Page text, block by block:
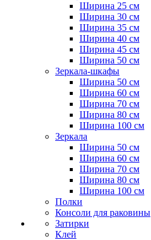
Ширина 25 см
Ширина 30 см
Ширина 35 см
Ширина 40 см
Ширина 45 см
Ширина 50 см
Зеркала-шкафы
Ширина 50 см
Ширина 60 см
Ширина 70 см
Ширина 80 см
Ширина 100 см
Зеркала
Ширина 50 см
Ширина 60 см
Ширина 70 см
Ширина 80 см
Ширина 100 см
Полки
Консоли для раковины
Затирки
Клей